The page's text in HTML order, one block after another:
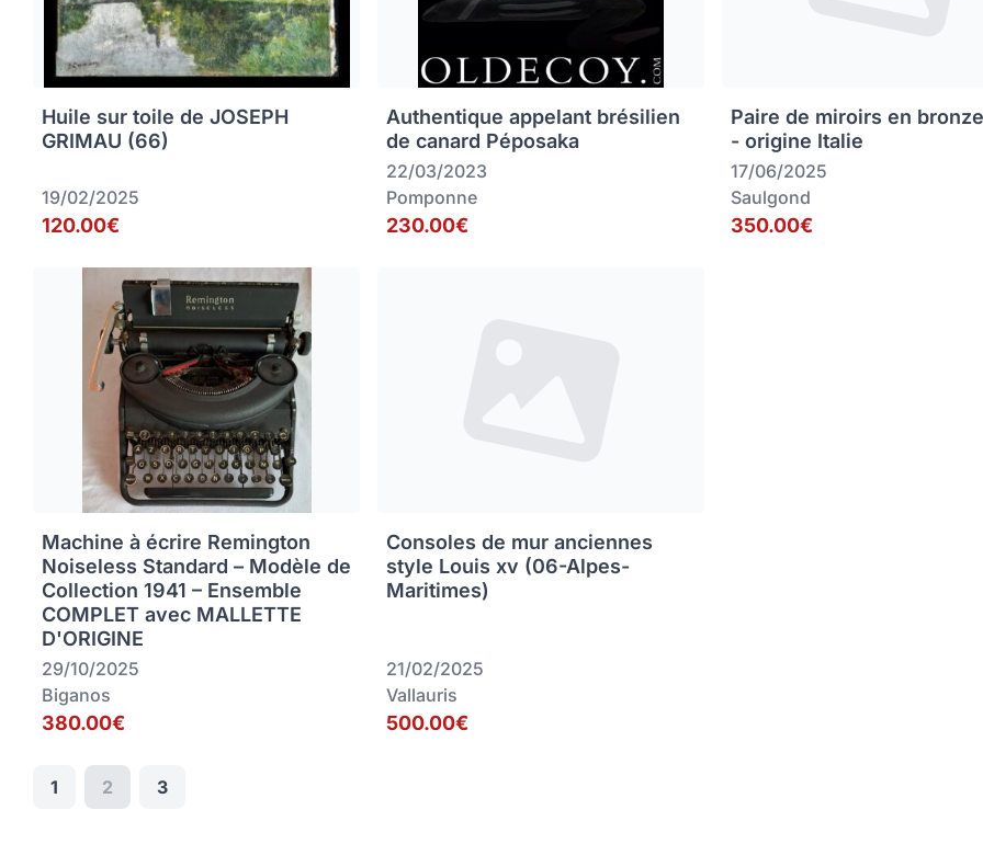
Huile sur toile de JOSEPH
GRIMAU (66)
19/02/2025
120.00€
Authentique appelant brésilien
de canard Péposaka
22/03/2023
Pomponne
230.00€
Paire de miroirs en
- origine Italie
17/06/2025
Saulgond
350.00€
Machine à écrire Remington
Noiseless Standard – Modèle de
Collection 1941 – Ensemble
COMPLET avec MALLETTE
D'ORIGINE
29/10/2025
Biganos
380.00€
Consoles de mur anciennes
style Louis xv (06-Alpes-
Maritimes)
21/02/2025
Vallauris
500.00€
1 2 3